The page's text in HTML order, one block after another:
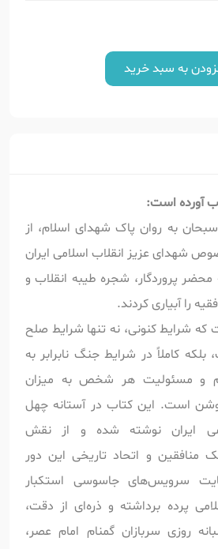
به سبد خرید
آورده است:
به روان پاک شهدای اسلام، از
شهدای عزیز انقلاب اسلامی ایران
پروردگار، شجره طیبه انقلاب و
را آبیاری کردند.
شرایط کنونی، نه تنها شرایط صلح
کاملاً در شرایط جنگ نابرابر به
و مسئولیت هر شخص به میزان
است. این کتاب در آستانه چهل
ایران نوشته شده و از نقش
منافقین و اتحاد تاریخی این دور
سرویس‌های جاسوسی استکبار
پرده برداشته و ذره‌ای از دقت،
روزی سربازان گمنام امام عصر،